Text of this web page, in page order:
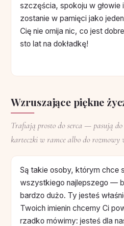
szczęścia, spokoju w
zostanie w pamięci jako
Cię nie omija nic, co jest
sto lat na dokładkę!
Wzruszające piękne
Trafiają prosto do serca — pasują
karteczki w ramce albo do rozmowy
Są takie osoby, którym chce
wszystkiego najlepszego —
bardzo dużo. Ty jesteś
Twoich imienin chcemy Ci
rzadko mówimy: jesteś dla